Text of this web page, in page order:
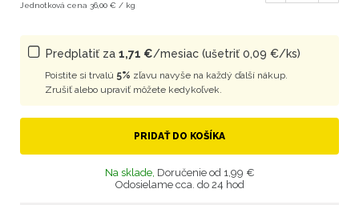
Jednotková cena 36,00 € / kg
Predplatiť za 1,71 €/mesiac (ušetriť 0,09 €/ks)
Poistite si trvalú 5% zľavu navyše na každý ďalší nákup.
Zrušiť alebo upraviť môžete kedykoľvek.
PRIDAŤ DO KOŠÍKA
Na sklade, Doručenie od 1,99 €
Odosielame cca. do 24 hod